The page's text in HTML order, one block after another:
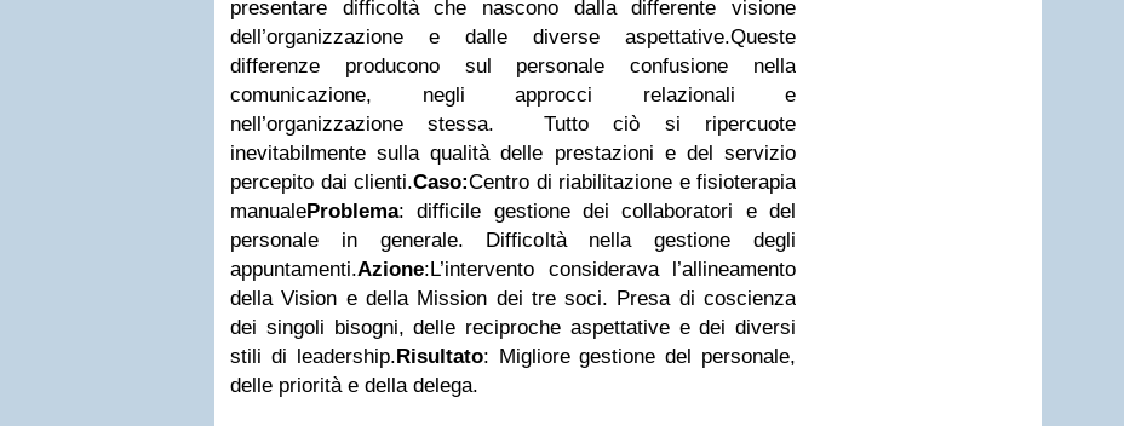
presentare difficoltà che nascono dalla differente visione
dell’organizzazione e dalle diverse aspettative.Queste
differenze producono sul personale confusione nella
comunicazione, negli approcci relazionali e
nell’organizzazione stessa. Tutto ciò si ripercuote
inevitabilmente sulla qualità delle prestazioni e del servizio
percepito dai clienti.Caso:Centro di riabilitazione e fisioterapia
manualeProblema: difficile gestione dei collaboratori e del
personale in generale. Difficoltà nella gestione degli
appuntamenti.Azione:L’intervento considerava l’allineamento
della Vision e della Mission dei tre soci. Presa di coscienza
dei singoli bisogni, delle reciproche aspettative e dei diversi
stili di leadership.Risultato: Migliore gestione del personale,
delle priorità e della delega.